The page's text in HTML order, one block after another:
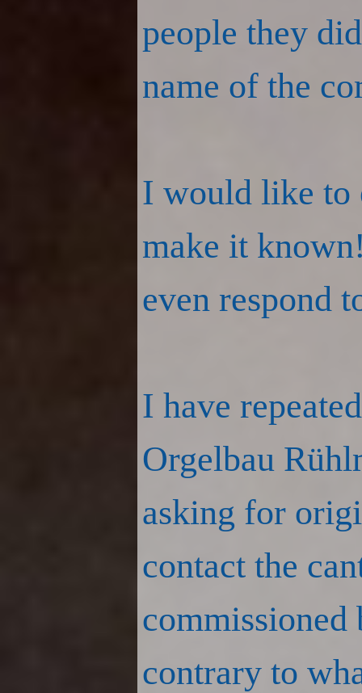
people they
name of the
I would like to
make it
even respond
I have
Orgelbau
asking for
contact the
contrary to